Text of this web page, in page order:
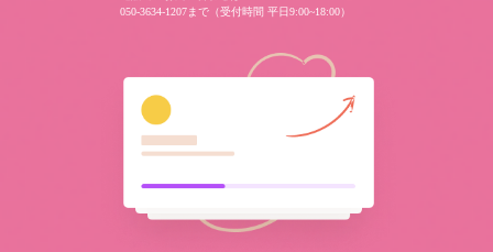
050-3634-1207まで（受付時間 平日9:00~18:00）